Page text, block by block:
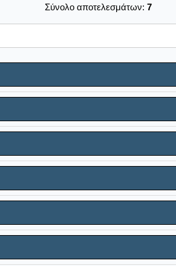
Σύνολο αποτελεσμάτων: 7